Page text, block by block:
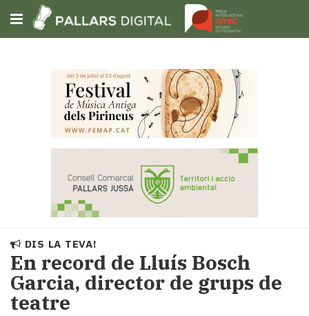
Subscriu-t'hi
Portada
Societat
Política
i
municipis
Economia
DIS LA TEVA!
En record de Lluís Bosch
Garcia, director de grups de
teatre